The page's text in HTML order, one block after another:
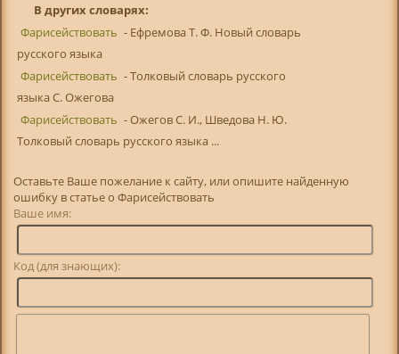
В других словарях:
Фарисействовать - Ефремова Т. Ф. Новый словарь
русского языка
Фарисействовать - Толковый словарь русского
языка С. Ожегова
Фарисействовать - Ожегов С. И., Шведова Н. Ю.
Толковый словарь русского языка ...
Оставьте Ваше пожелание к сайту, или опишите найденную
ошибку в статье о Фарисействовать
Ваше имя:
Код (для знающих):